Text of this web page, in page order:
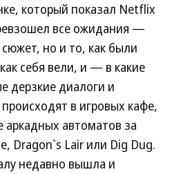
который показал Netflix
все ожидания —
но и то, как были
себя вели, и — в какие
дерзкие диалоги и
происходят в игровых кафе,
аркадных автоматов за
Dragon`s Lair или Dig Dug.
недавно вышла и